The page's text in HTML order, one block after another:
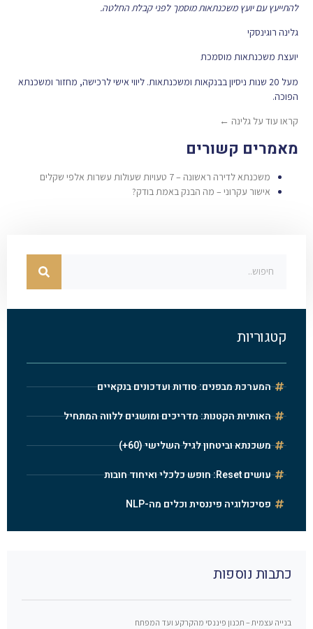
להתייעץ עם יועץ משכנתאות מוסמך לפני קבלת החלטה.
גלינה רוגינסקי
יועצת משכנתאות מוסמכת
מעל 20 שנות ניסיון בבנקאות ומשכנתאות. ליווי אישי לרכישה, מחזור ומשכנתא
הפוכה.
קראו עוד על גלינה ←
מאמרים קשורים
משכנתא לדירה ראשונה – 7 טעויות שעולות עשרות אלפי שקלים
אישור עקרוני – מה הבנק באמת בודק?
קטגוריות
המערכת מבפנים: סודות ועדכונים בנקאיים
האותיות הקטנות: מדריכים ומושגים ללווה המתחיל
משכנתא וביטחון לגיל השלישי (60+)
עושים Reset: חופש כלכלי ואיחוד חובות
פסיכולוגיה פיננסית וכלים מה-NLP
כתבות נוספות
בנייה עצמית – תכנון פיננסי מהקרקע ועד המפתח